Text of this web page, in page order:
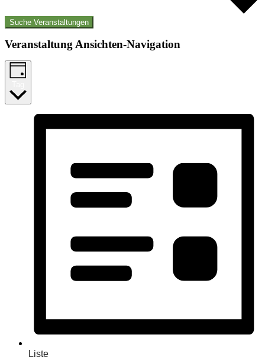
Suche Veranstaltungen
Veranstaltung Ansichten-Navigation
Liste